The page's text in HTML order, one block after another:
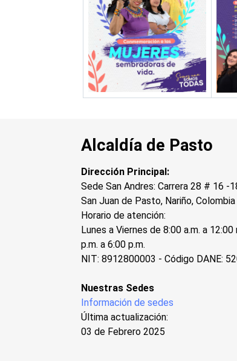
Alcaldía de Pasto
Dirección Principal:
Sede San Andres: Carrera 28 # 16 -
San Juan de Pasto, Nariño, Colombia
Horario de atención:
Lunes a Viernes de 8:00 a.m. a 12:00
p.m. a 6:00 p.m.
NIT: 8912800003 - Código DANE:
Nuestras Sedes
Información de sedes
Última actualización:
03 de Febrero 2025